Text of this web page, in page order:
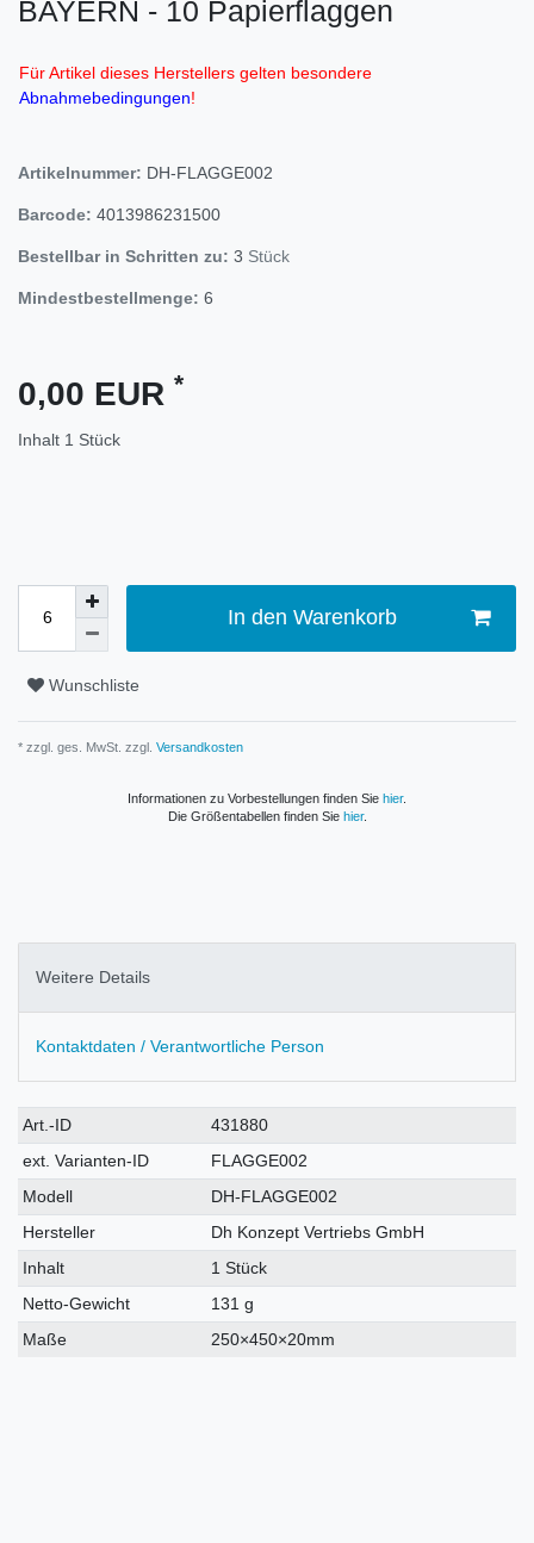
BAYERN - 10 Papierflaggen
Für Artikel dieses Herstellers gelten besondere
Abnahmebedingungen!
Artikelnummer: DH-FLAGGE002
Barcode: 4013986231500
Bestellbar in Schritten zu: 3 Stück
Mindestbestellmenge: 6
0,00 EUR *
Inhalt 1 Stück
In den Warenkorb
Wunschliste
* zzgl. ges. MwSt. zzgl. Versandkosten
Informationen zu Vorbestellungen finden Sie hier.
Die Größentabellen finden Sie hier.
Weitere Details
Kontaktdaten / Verantwortliche Person
Technisches
Merkmal
Wert
Art.-ID
431880
ext. Varianten-ID
FLAGGE002
Modell
DH-FLAGGE002
Hersteller
Dh Konzept Vertriebs GmbH
Inhalt
1 Stück
Netto-Gewicht
131 g
Maße
250×450×20mm